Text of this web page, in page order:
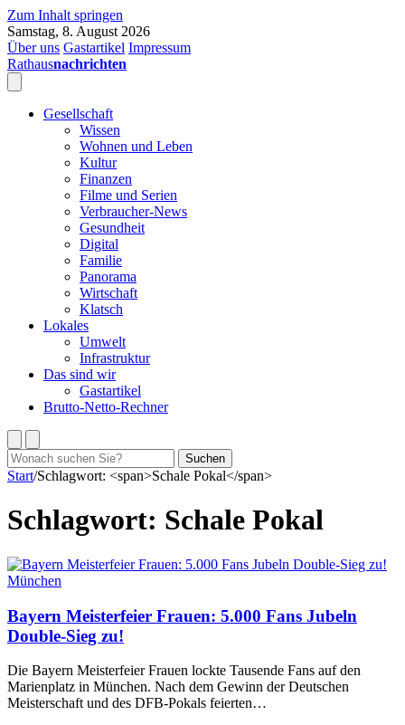
Zum Inhalt springen
Samstag, 8. August 2026
Über uns Gastartikel Impressum
Rathausnachrichten
Gesellschaft
Wissen
Wohnen und Leben
Kultur
Finanzen
Filme und Serien
Verbraucher-News
Gesundheit
Digital
Familie
Panorama
Wirtschaft
Klatsch
Lokales
Umwelt
Infrastruktur
Das sind wir
Gastartikel
Brutto-Netto-Rechner
Suchen
nach:
Suchen
Start/Schlagwort: <span>Schale Pokal</span>
Schlagwort: Schale Pokal
München
Bayern Meisterfeier Frauen: 5.000 Fans Jubeln
Double-Sieg zu!
Die Bayern Meisterfeier Frauen lockte Tausende Fans auf den
Marienplatz in München. Nach dem Gewinn der Deutschen
Meisterschaft und des DFB-Pokals feierten…